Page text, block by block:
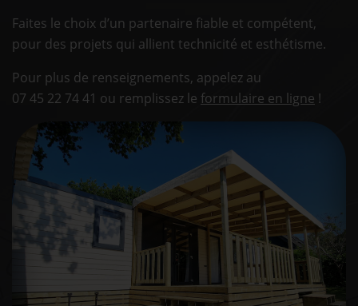
Faites le choix d’un partenaire fiable et compétent,
pour des projets qui allient technicité et esthétisme.
Pour plus de renseignements, appelez au
07 45 22 74 41 ou remplissez le formulaire en ligne !